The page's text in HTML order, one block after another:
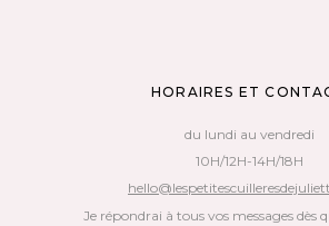
HORAIRES ET
du lundi au vendredi
10H/12H-14H/18H
Je répondrai à tous vos messages dès